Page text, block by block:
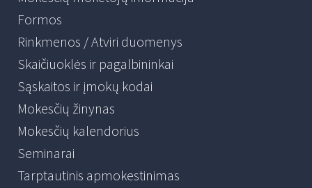
Formos
Rinkmenos / Atviri duomenys
Skaičiuoklės ir pagalbininkai
Sąskaitos ir įmokų kodai
Mokesčių žinynas
Mokesčių kalendorius
Seminarai
Tarptautinis apmokestinimas